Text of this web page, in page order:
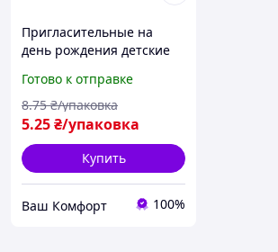
Пригласительные на
день рождения детские
Готово к отправке
5.25₴/упаковка
8.75 ₴/упаковка
Купить
Ваш Комфорт 100%